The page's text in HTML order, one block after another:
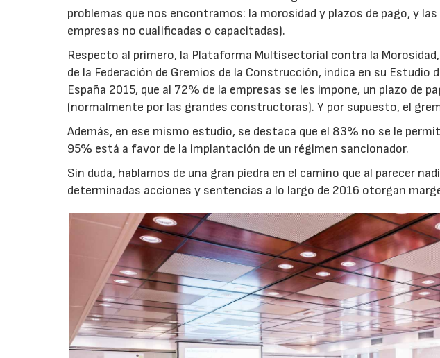
problemas que nos encontramos: la morosidad y plazos de pago, y
empresas no cualificadas o capacitadas).
Respecto al primero, la Plataforma Multisectorial contra la
de la Federación de Gremios de la Construcción, indica en su Estudio
España 2015, que al 72% de la empresas se les impone, un plazo de
(normalmente por las grandes constructoras). Y por supuesto, el
Además, en ese mismo estudio, se destaca que el 83% no se le
95% está a favor de la implantación de un régimen sancionador.
Sin duda, hablamos de una gran piedra en el camino que al parecer
determinadas acciones y sentencias a lo largo de 2016 otorgan